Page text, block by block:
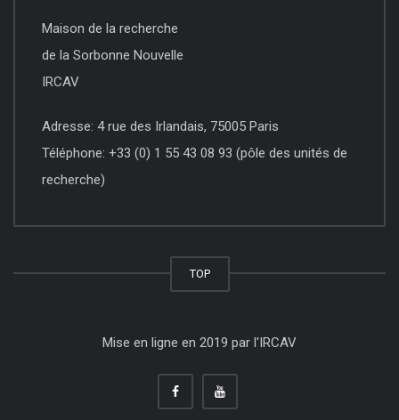
Maison de la recherche
de la Sorbonne Nouvelle
IRCAV
Adresse: 4 rue des Irlandais, 75005 Paris
Téléphone: +33 (0) 1 55 43 08 93 (pôle des unités de
recherche)
TOP
Mise en ligne en 2019 par l'IRCAV